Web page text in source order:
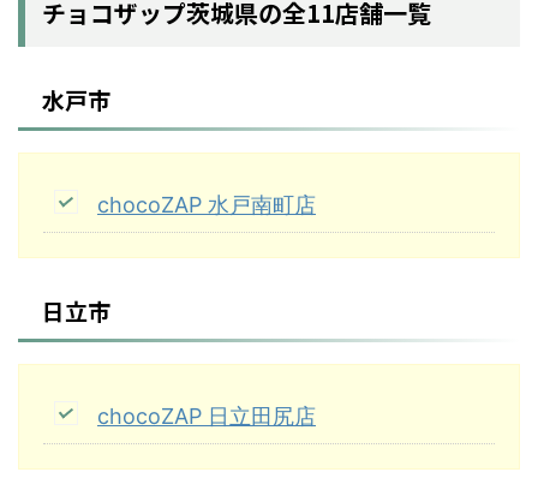
チョコザップ茨城県の全11店舗一覧
水戸市
chocoZAP 水戸南町店
日立市
chocoZAP 日立田尻店